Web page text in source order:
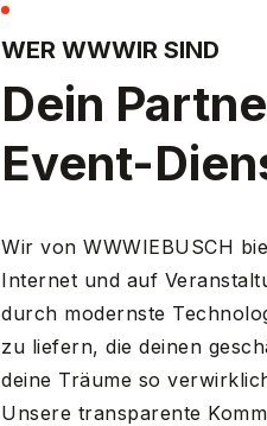
WER WWWIR SIND
Dein
Event-
Wir von WWWIEBUSCH
Internet und auf
durch modernste
zu liefern, die deinen
deine Träume so
Unsere transparente